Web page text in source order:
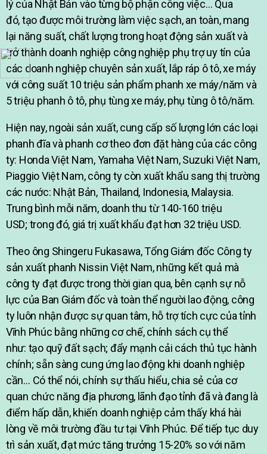
lý của Nhật Bản vào từng bộ phận công việc… Qua
đó, tạo được môi trường làm việc sạch, an toàn, mang
lại năng suất, chất lượng trong hoạt động sản xuất và
trở thành doanh nghiệp công nghiệp phụ trợ uy tín của
các doanh nghiệp chuyên sản xuất, lắp ráp ô tô, xe máy
với công suất 10 triệu sản phẩm phanh xe máy/năm và
5 triệu phanh ô tô, phụ tùng xe máy, phụ tùng ô tô/năm.
Hiện nay, ngoài sản xuất, cung cấp số lượng lớn các loại
phanh đĩa và phanh cơ theo đơn đặt hàng của các công
ty: Honda Việt Nam, Yamaha Việt Nam, Suzuki Việt Nam,
Piaggio Việt Nam, công ty còn xuất khẩu sang thị trường
các nước: Nhật Bản, Thailand, Indonesia, Malaysia.
Trung bình mỗi năm, doanh thu từ 140-160 triệu
USD; trong đó, giá trị xuất khẩu đạt hơn 32 triệu USD.
Theo ông Shingeru Fukasawa, Tổng Giám đốc Công ty
sản xuất phanh Nissin Việt Nam, những kết quả mà
công ty đạt được trong thời gian qua, bên cạnh sự nỗ
lực của Ban Giám đốc và toàn thể người lao động, công
ty luôn nhận được sự quan tâm, hỗ trợ tích cực của tỉnh
Vĩnh Phúc bằng những cơ chế, chính sách cụ thể
như: tạo quỹ đất sạch; đẩy mạnh cải cách thủ tục hành
chính; sẵn sàng cung ứng lao động khi doanh nghiệp
cần… Có thể nói, chính sự thấu hiểu, chia sẻ của cơ
quan chức năng địa phương, lãnh đạo tỉnh đã và đang là
điểm hấp dẫn, khiến doanh nghiệp cảm thấy khá hài
lòng về môi trường đầu tư tại Vĩnh Phúc. Để tiếp tục duy
trì sản xuất, đạt mức tăng trưởng 15-20% so với năm